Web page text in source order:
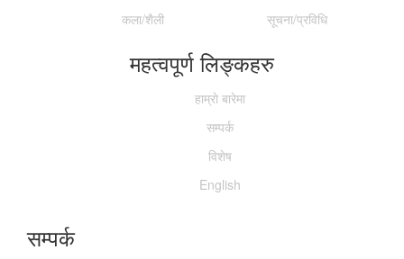
कला/शैली
सूचना/प्रविधि
महत्वपूर्ण लिङ्कहरु
हाम्राे बारेमा
सम्पर्क
विशेष
English
सम्पर्क